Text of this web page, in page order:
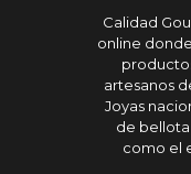
Calidad
online
artesanos
Joyas
de
como el